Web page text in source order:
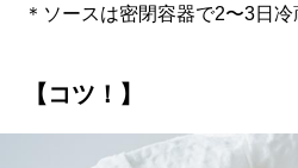
＊ソースは密閉容器で2〜3日冷
【コツ！】